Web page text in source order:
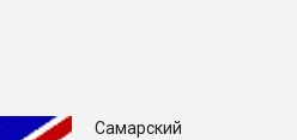
Самарский